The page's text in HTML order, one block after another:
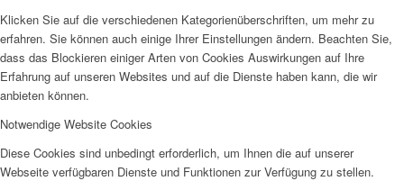
Klicken Sie auf die verschiedenen Kategorienüberschriften, um mehr zu
erfahren. Sie können auch einige Ihrer Einstellungen ändern. Beachten Sie,
dass das Blockieren einiger Arten von Cookies Auswirkungen auf Ihre
Erfahrung auf unseren Websites und auf die Dienste haben kann, die wir
anbieten können.
Notwendige Website Cookies
Diese Cookies sind unbedingt erforderlich, um Ihnen die auf unserer
Webseite verfügbaren Dienste und Funktionen zur Verfügung zu stellen.